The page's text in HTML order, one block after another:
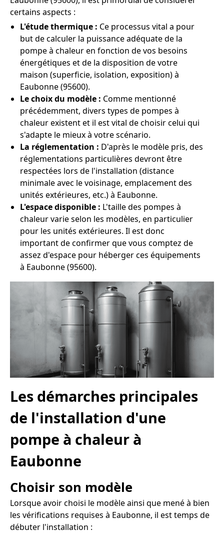
certains aspects :
L'étude thermique : Ce processus vital a pour
but de calculer la puissance adéquate de la
pompe à chaleur en fonction de vos besoins
énergétiques et de la disposition de votre
maison (superficie, isolation, exposition) à
Eaubonne (95600).
Le choix du modèle : Comme mentionné
précédemment, divers types de pompes à
chaleur existent et il est vital de choisir celui qui
s'adapte le mieux à votre scénario.
La réglementation : D'après le modèle pris, des
réglementations particulières devront être
respectées lors de l'installation (distance
minimale avec le voisinage, emplacement des
unités extérieures, etc.) à Eaubonne.
L'espace disponible : L'taille des pompes à
chaleur varie selon les modèles, en particulier
pour les unités extérieures. Il est donc
important de confirmer que vous comptez de
assez d'espace pour héberger ces équipements
à Eaubonne (95600).
Les démarches principales
de l'installation d'une
pompe à chaleur à
Eaubonne
Choisir son modèle
Lorsque avoir choisi le modèle ainsi que mené à bien
les vérifications requises à Eaubonne, il est temps de
débuter l'installation :